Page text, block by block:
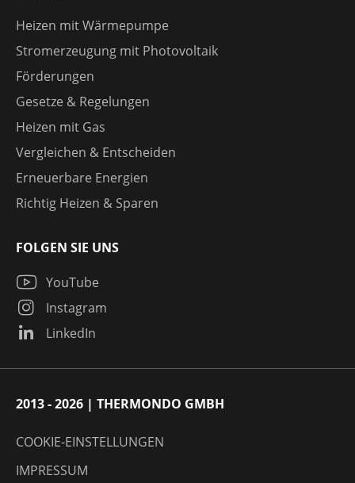
Heizen mit Wärmepumpe
Stromerzeugung mit Photovoltaik
Förderungen
Gesetze & Regelungen
Heizen mit Gas
Vergleichen & Entscheiden
Erneuerbare Energien
Richtig Heizen & Sparen
FOLGEN SIE UNS
YouTube
Instagram
LinkedIn
2013 - 2026 | THERMONDO GMBH
COOKIE-EINSTELLUNGEN
IMPRESSUM